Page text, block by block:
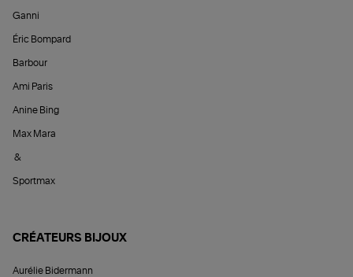
Ganni
Éric Bompard
Barbour
Ami Paris
Anine Bing
Max Mara
&
Sportmax
CRÉATEURS BIJOUX
Aurélie Bidermann